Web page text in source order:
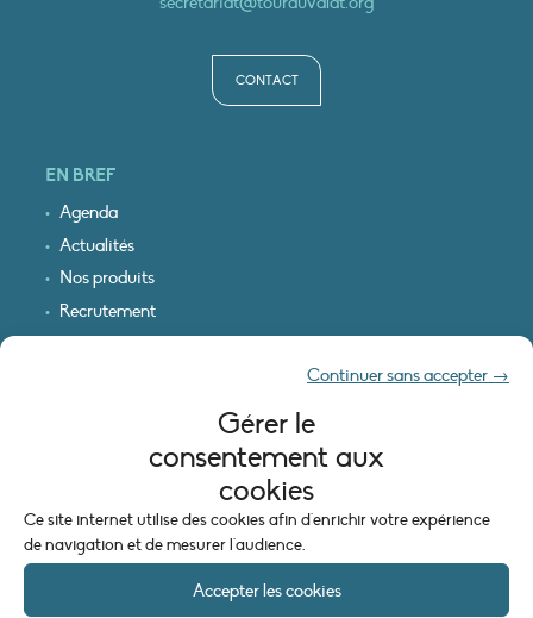
Gérer le
consentement aux
cookies
Ce site internet utilise des cookies afin d'enrichir votre expérience
de navigation et de mesurer l'audience.
Accepter les cookies
Continuer sans accepter →
CONTACT
EN BREF
Agenda
Actualités
Nos produits
Recrutement
INFORMATIONS LÉGALES
Mentions légales
Politique de cookies (UE)